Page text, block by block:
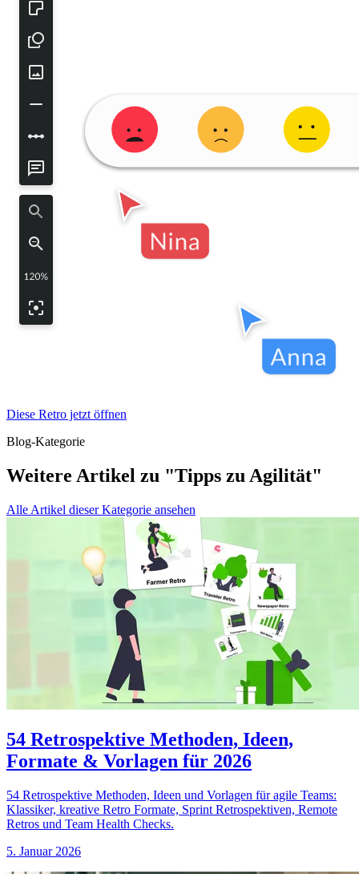
Diese Retro jetzt öffnen
Blog-Kategorie
Weitere Artikel zu "Tipps zu Agilität"
Alle Artikel dieser Kategorie ansehen
54 Retrospektive Methoden, Ideen,
Formate & Vorlagen für 2026
54 Retrospektive Methoden, Ideen und Vorlagen für agile Teams:
Klassiker, kreative Retro Formate, Sprint Retrospektiven, Remote
Retros und Team Health Checks.
5. Januar 2026